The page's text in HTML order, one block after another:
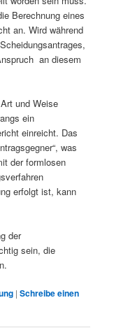
Berechnung eines
an. Wird während
an diesem
und Weise
ein
einreicht. Das
was
der formlosen
erfolgt ist, kann
der
sein, die
|Schreibe einen